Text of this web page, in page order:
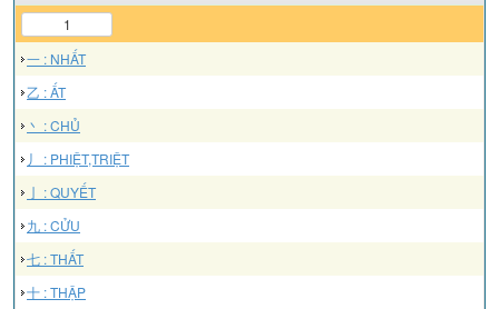
1
一 : NHẤT
乙 : ẤT
丶 : CHỦ
丿 : PHIỆT,TRIỆT
亅 : QUYẾT
九 : CỬU
七 : THẤT
十 : THẬP